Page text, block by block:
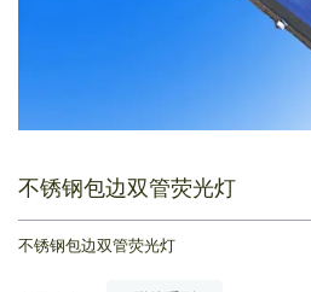
不锈钢包边双管荧光灯
不锈钢包边双管荧光灯